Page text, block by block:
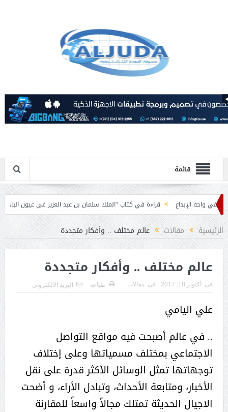
قائمة
الإبداع
قراءة في كتاب “الملك سلمان بن عبد العزيز في عيون الباحثين العرب”.
بمناسبة عيد الفطر
الرئيسية مقالات عالم مختلف .. وأفكار متجددة
عالم مختلف .. وأفكار متجددة
فى: أكتوبر 18, 2017 فى: مقالات طباعة البريد الالكترونى
علي اليامي
.. في عالم أصبحت فيه مواقع التواصل
الاجتماعي بمختلف مسمياتها وعلى إختلاف
توجهاتها تمثل الوسائل الأكثر قدرة على نقل
الأخبار، ومتابعة الأحداث، وتبادل الأراء، و أضحت
الاجيال الحديثة تمتلك مجالاً واسعاً للمقارنة